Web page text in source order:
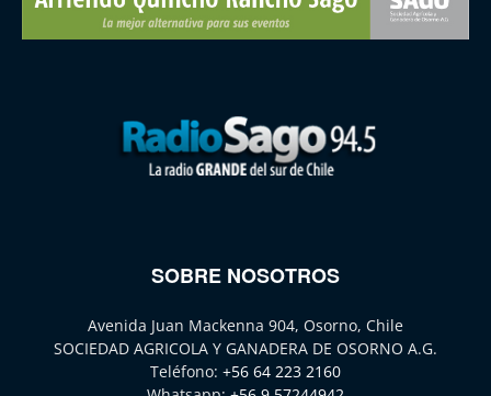
SOBRE NOSOTROS
Avenida Juan Mackenna 904, Osorno, Chile
SOCIEDAD AGRICOLA Y GANADERA DE OSORNO A.G.
Teléfono: +56 64 223 2160